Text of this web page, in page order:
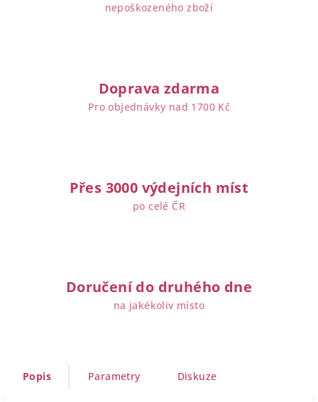
nepoškozeného zboží
Doprava zdarma
Pro objednávky nad 1700 Kč
Přes 3000 výdejních míst
po celé ČR
Doručení do druhého dne
na jakékoliv místo
Popis Parametry Diskuze